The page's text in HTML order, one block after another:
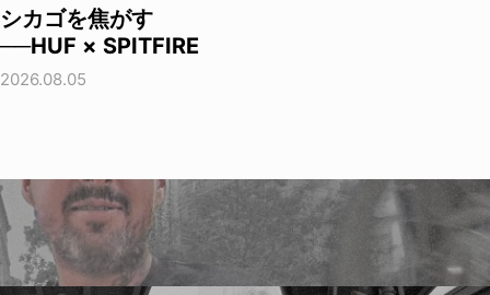
シカゴを焦がす
──HUF × SPITFIRE
2026.08.05